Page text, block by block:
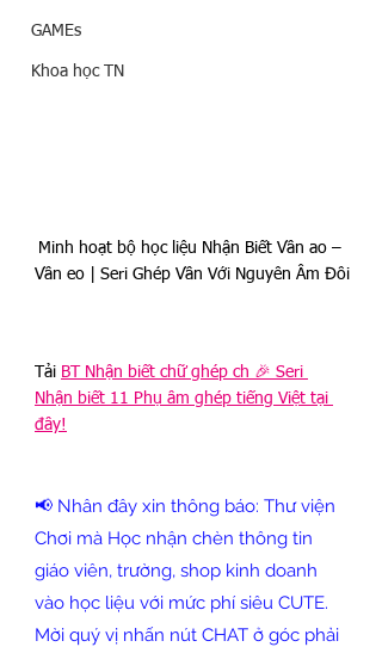
GAMEs
Khoa học TN
Minh hoạt bộ học liệu Nhận Biết Vần ao –
Vần eo | Seri Ghép Vần Với Nguyên Âm Đôi
Tải BT Nhận biết chữ ghép ch 🎉 Seri
Nhận biết 11 Phụ âm ghép tiếng Việt tại
đây!
📢 Nhân đây xin thông báo: Thư viện
Chơi mà Học nhận chèn thông tin
giáo viên, trường, shop kinh doanh
vào học liệu với mức phí siêu CUTE.
Mời quý vị nhấn nút CHAT ở góc phải